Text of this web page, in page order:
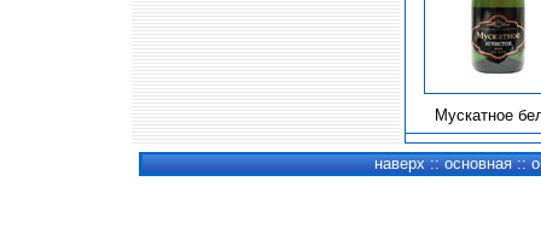
Мускатное
наверх ::основная ::